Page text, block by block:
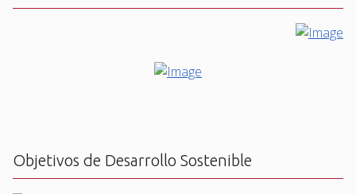
Objetivos de Desarrollo Sostenible